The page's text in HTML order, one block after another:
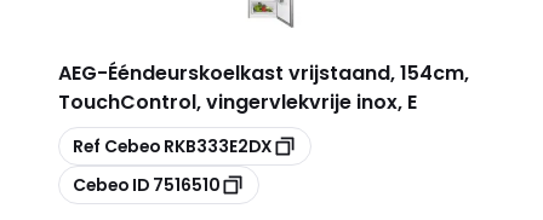
AEG-Ééndeurskoelkast vrijstaand, 154cm,
TouchControl, vingervlekvrije inox, E
Kopiëren
Ref Cebeo RKB333E2DX
Kopiëren
Cebeo ID 7516510